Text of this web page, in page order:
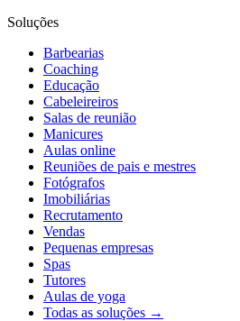
Soluções
Barbearias
Coaching
Educação
Cabeleireiros
Salas de reunião
Manicures
Aulas online
Reuniões de pais e mestres
Fotógrafos
Imobiliárias
Recrutamento
Vendas
Pequenas empresas
Spas
Tutores
Aulas de yoga
Todas as soluções →